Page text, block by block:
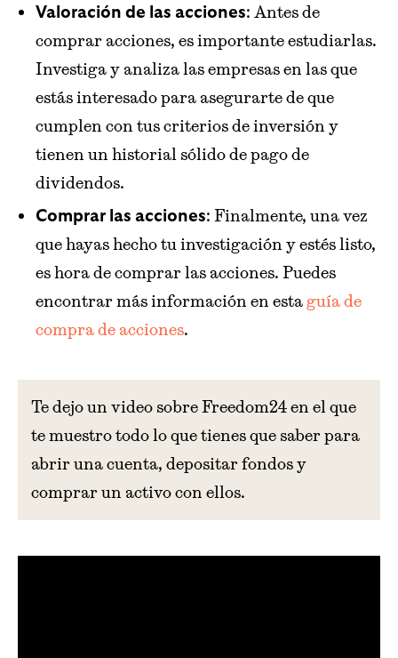
Valoración de las acciones: Antes de
comprar acciones, es importante estudiarlas.
Investiga y analiza las empresas en las que
estás interesado para asegurarte de que
cumplen con tus criterios de inversión y
tienen un historial sólido de pago de
dividendos.
Comprar las acciones: Finalmente, una vez
que hayas hecho tu investigación y estés listo,
es hora de comprar las acciones. Puedes
encontrar más información en estaguía de
compra de acciones.
Te dejo un video sobre Freedom24 en el que
te muestro todo lo que tienes que saber para
abrir una cuenta, depositar fondos y
comprar un activo con ellos.